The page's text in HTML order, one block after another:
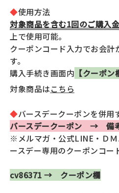
返品・
◆使用方法
対象商品を含む1回のご購入
上で使用可能。
クーポンコード入力でお会
す。
購入手続き画面内 【クーポン
対象商品はこちら
◆バースデークーポンを併用
バースデークーポン → 備
※メルマガ・公式LINE・Ｄ
ースデー専用のクーポンコー
cv86371 → クーポン欄